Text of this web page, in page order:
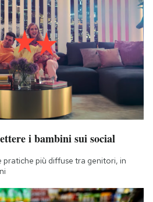
i bambini sui social
pratiche più diffuse tra genitori, in